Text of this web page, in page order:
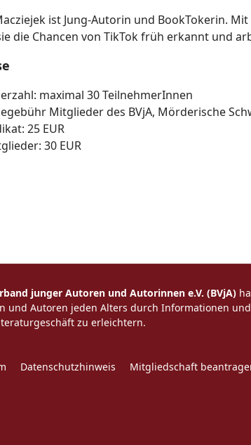
ist Jung-Autorin und BookTokerin.
die Chancen von TikTok früh erkannt und
maximal 30 TeilnehmerInnen
Mitglieder des BVjA, Mörderische
25 EUR
30 EUR
junger Autoren und Autorinnen e.V. (BVjA)
und Autoren jeden Alters durch Informationen
zu erleichtern.
Datenschutzhinweis Mitgliedschaft